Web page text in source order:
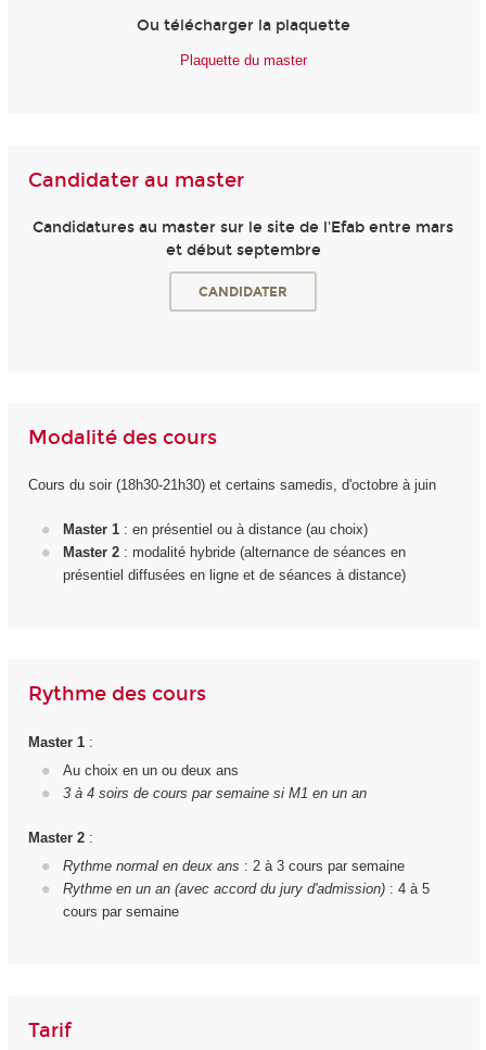
Ou télécharger la plaquette
Plaquette du master
Candidater au master
Candidatures au master sur le site de l'Efab entre mars
et début septembre
CANDIDATER
Modalité des cours
Cours du soir (18h30-21h30) et certains samedis, d'octobre à juin
Master 1 : en présentiel ou à distance (au choix)
Master 2 : modalité hybride (alternance de séances en
présentiel diffusées en ligne et de séances à distance)
Rythme des cours
Master 1:
Au choix en un ou deux ans
3 à 4 soirs de cours par semaine si M1 en un an
Master 2:
Rythme normal en deux ans : 2 à 3 cours par semaine
Rythme en un an (avec accord du jury d'admission) : 4 à 5
cours par semaine
Tarif